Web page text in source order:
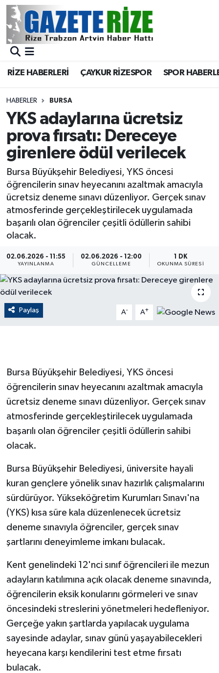
RİZE HABERLERİ ÇAYKUR RİZESPOR SPOR
HABERLER BURSA
YKS adaylarına ücretsiz
prova fırsatı: Dereceye
girenlere ödül verilecek
Bursa Büyükşehir Belediyesi, YKS öncesi
öğrencilerin sınav heyecanını azaltmak amacıyla
ücretsiz deneme sınavı düzenliyor. Gerçek sınav
atmosferinde gerçekleştirilecek uygulamada
başarılı olan öğrenciler çeşitli ödüllerin sahibi
olacak.
02.06.2026 - 11:55
YAYINLANMA
02.06.2026 - 12:00
GÜNCELLEME
1 DK
OKUNMA SÜRESI
Paylaş A- A+
Bursa Büyükşehir Belediyesi, YKS öncesi
öğrencilerin sınav heyecanını azaltmak amacıyla
ücretsiz deneme sınavı düzenliyor. Gerçek sınav
atmosferinde gerçekleştirilecek uygulamada
başarılı olan öğrenciler çeşitli ödüllerin sahibi
olacak.
Bursa Büyükşehir Belediyesi, üniversite hayali
kuran gençlere yönelik sınav hazırlık çalışmalarını
sürdürüyor. Yükseköğretim Kurumları Sınavı'na
(YKS) kısa süre kala düzenlenecek ücretsiz
deneme sınavıyla öğrenciler, gerçek sınav
şartlarını deneyimleme imkanı bulacak.
Kent genelindeki 12'nci sınıf öğrencileri ile mezun
adayların katılımına açık olacak deneme sınavında,
öğrencilerin eksik konularını görmeleri ve sınav
öncesindeki streslerini yönetmeleri hedefleniyor.
Gerçeğe yakın şartlarda yapılacak uygulama
sayesinde adaylar, sınav günü yaşayabilecekleri
heyecana karşı kendilerini test etme fırsatı
bulacak.
BÖLGEMİZ
Asayiş
Rize Jandarma Komutanlığı
Bilim Teknoloji
Advertising news
Canlı Maç
ÇEVRE
Dış Haberler
Dünya
EĞİTİM
Finans
Flaş Haber
Gayrimenkul
GÜNDEM
Güvenlik
İNSAN
İş Dünyası
Jandarma
Kadın
KÜLTÜR SANAT
Merkez Nöbetçi Eczaneler
Merkez Trafik Yoğunluk Haritası
Süper Lig Puan Durumu ve Fikstür
Tüm Manşetler
Haber Arşivi